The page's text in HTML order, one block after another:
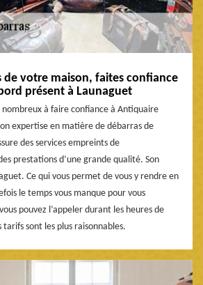
de votre maison, faites confiance
présent à Launaguet
à faire confiance à Antiquaire
expertise en matière de débarras de
des services empreints de
prestations d’une grande qualité. Son
Ce qui vous permet de vous y rendre en
le temps vous manque pour vous
pouvez l’appeler durant les heures de
tarifs sont les plus raisonnables.